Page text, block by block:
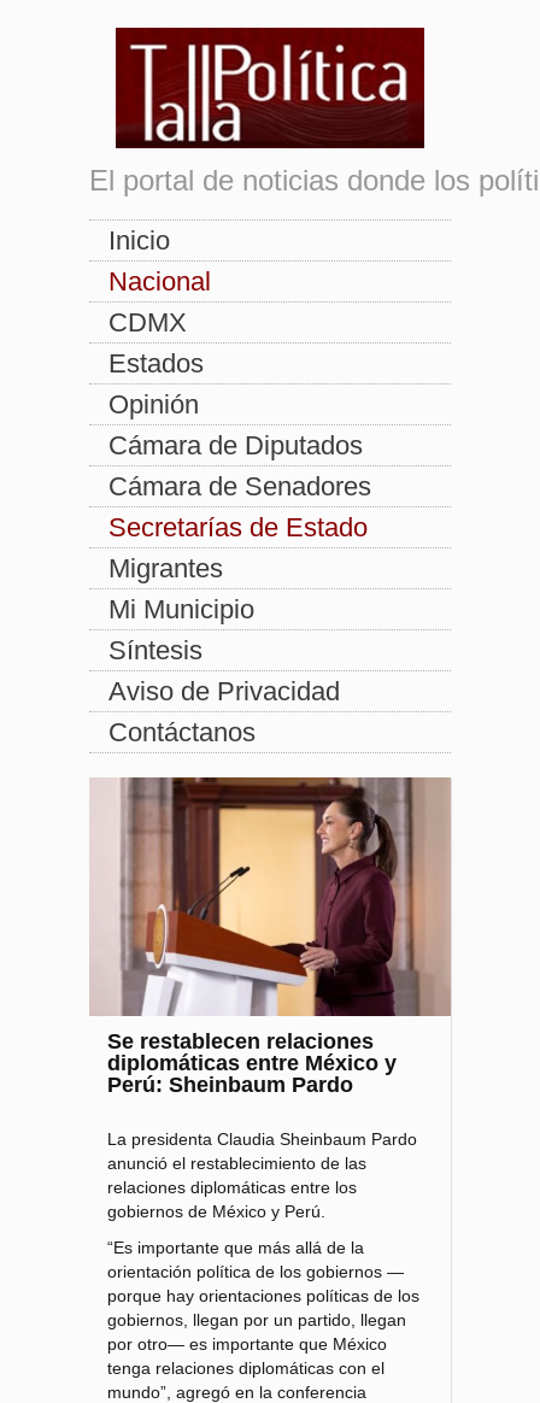
El portal de noticias donde los
Inicio
Nacional
CDMX
Estados
Opinión
Cámara de Diputados
Cámara de Senadores
Secretarías de Estado
Migrantes
Mi Municipio
Síntesis
Aviso de Privacidad
Contáctanos
Se restablecen relaciones
diplomáticas entre México y
Perú: Sheinbaum Pardo
La presidenta Claudia Sheinbaum Pardo
anunció el restablecimiento de las
relaciones diplomáticas entre los
gobiernos de México y Perú.
“Es importante que más allá de la
orientación política de los gobiernos —
porque hay orientaciones políticas de los
gobiernos, llegan por un partido, llegan
por otro— es importante que México
tenga relaciones diplomáticas con el
mundo”, agregó en la conferencia